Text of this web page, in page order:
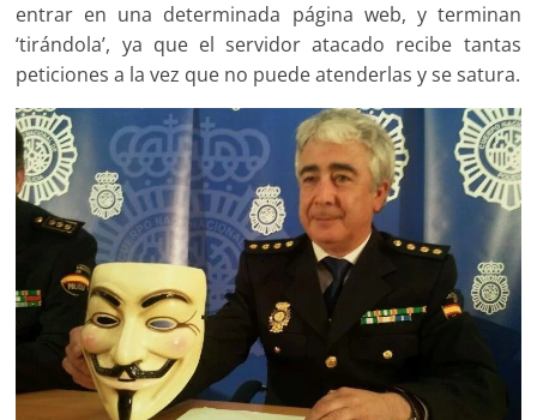
entrar en una determinada página web, y terminan
‘tirándola’, ya que el servidor atacado recibe tantas
peticiones a la vez que no puede atenderlas y se satura.